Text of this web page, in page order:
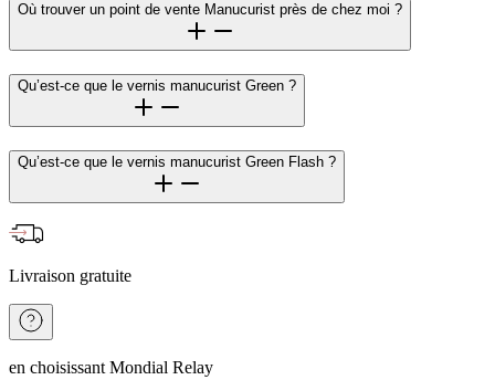
Où trouver un point de vente Manucurist près de chez moi ?
Qu’est-ce que le vernis manucurist Green ?
Qu’est-ce que le vernis manucurist Green Flash ?
Livraison gratuite
en choisissant Mondial Relay